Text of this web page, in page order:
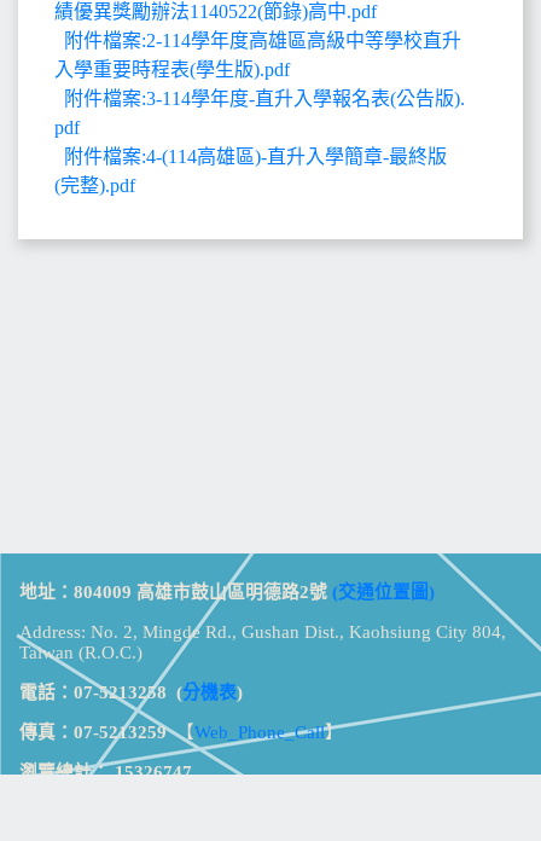
績優異獎勵辦法1140522(節錄)高中.pdf
附件檔案:2-114學年度高雄區高級中等學校直升
入學重要時程表(學生版).pdf
附件檔案:3-114學年度-直升入學報名表(公告版).
pdf
附件檔案:4-(114高雄區)-直升入學簡章-最終版
(完整).pdf
地址：804009 高雄市鼓山區明德路2號 (交通位置圖)
Address: No. 2, Mingde Rd., Gushan Dist., Kaohsiung City 804,
Taiwan (R.O.C.)
電話：07-5213258 (分機表)
傳真：07-5213259【Web_Phone_Call】
瀏覽總計： 15326747